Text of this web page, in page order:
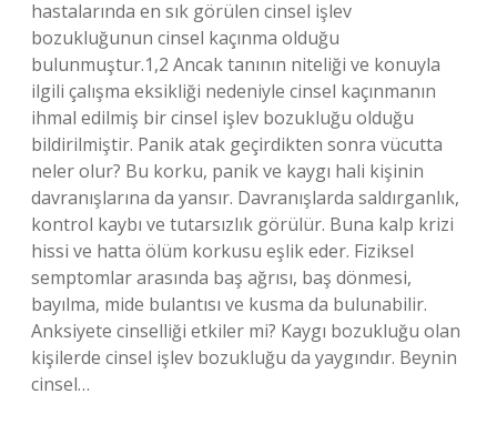
hastalarında en sık görülen cinsel işlev
bozukluğunun cinsel kaçınma olduğu
bulunmuştur.1,2 Ancak tanının niteliği ve konuyla
ilgili çalışma eksikliği nedeniyle cinsel kaçınmanın
ihmal edilmiş bir cinsel işlev bozukluğu olduğu
bildirilmiştir. Panik atak geçirdikten sonra vücutta
neler olur? Bu korku, panik ve kaygı hali kişinin
davranışlarına da yansır. Davranışlarda saldırganlık,
kontrol kaybı ve tutarsızlık görülür. Buna kalp krizi
hissi ve hatta ölüm korkusu eşlik eder. Fiziksel
semptomlar arasında baş ağrısı, baş dönmesi,
bayılma, mide bulantısı ve kusma da bulunabilir.
Anksiyete cinselliği etkiler mi? Kaygı bozukluğu olan
kişilerde cinsel işlev bozukluğu da yaygındır. Beynin
cinsel…